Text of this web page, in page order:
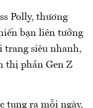
Polly, thương
bạn liên tưởng
trang siêu nhanh,
thị phần Gen Z
tung ra mỗi ngày,